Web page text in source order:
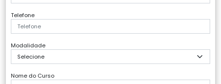
Telefone
Modalidade
Nome do Curso